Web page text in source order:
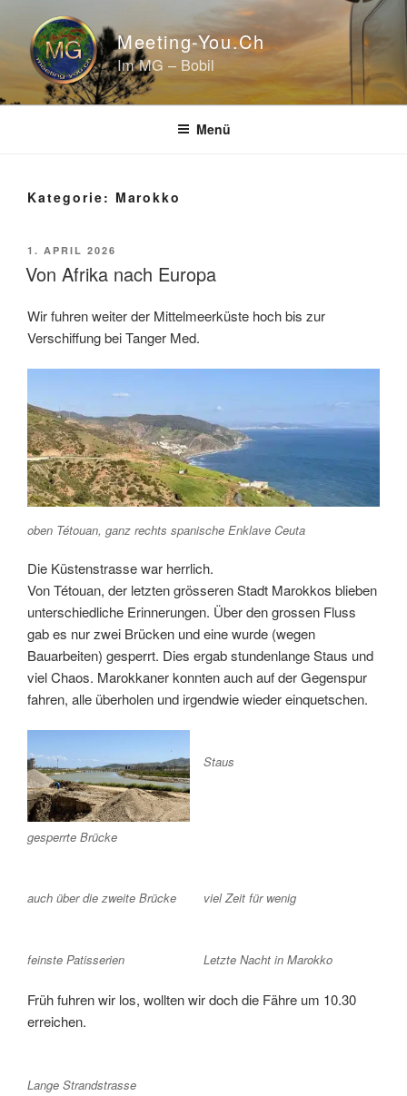
springen
Meeting-You.ch
Im MG – Bobil
Menü
Kategorie: Marokko
VERÖFFENTLICHT
AM
1. APRIL 2026
Von Afrika nach Europa
Wir fuhren weiter der Mittelmeerküste hoch bis zur
Verschiffung bei Tanger Med.
oben ‎⁨Tétouan⁩, ganz rechts spanische Enklave Ceuta
Die Küstenstrasse war herrlich.
Von ‎⁨Tétouan⁩, der letzten grösseren Stadt Marokkos blieben
unterschiedliche Erinnerungen. Über den grossen Fluss
gab es nur zwei Brücken und eine wurde (wegen
Bauarbeiten) gesperrt. Dies ergab stundenlange Staus und
viel Chaos. Marokkaner konnten auch auf der Gegenspur
fahren, alle überholen und irgendwie wieder einquetschen.
gesperrte Brücke
Staus
auch über die zweite Brücke viel Zeit für wenig
feinste Patisserien Letzte Nacht in Marokko
Früh fuhren wir los, wollten wir doch die Fähre um 10.30
erreichen.
Lange Strandstrasse